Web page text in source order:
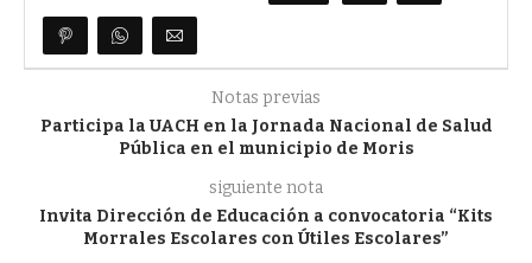
Notas previas
Participa la UACH en la Jornada Nacional de Salud
Pública en el municipio de Moris
siguiente nota
Invita Dirección de Educación a convocatoria “Kits
Morrales Escolares con Útiles Escolares”